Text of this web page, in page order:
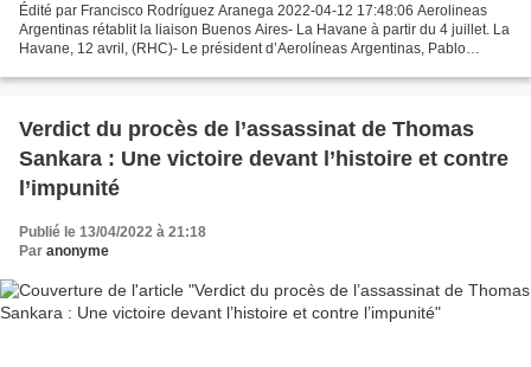
Édité par Francisco Rodríguez Aranega 2022-04-12 17:48:06 Aerolineas
Argentinas rétablit la liaison Buenos Aires- La Havane à partir du 4 juillet. La
Havane, 12 avril, (RHC)- Le président d’Aerolíneas Argentinas, Pablo
Verdict du procès de l’assassinat de Thomas
Sankara : Une victoire devant l’histoire et contre
l’impunité
Publié le 13/04/2022 à 21:18
Par anonyme